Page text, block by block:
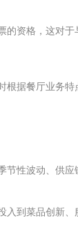
的资格，这对
根据餐厅业务
性波动、供应
入到菜品创新